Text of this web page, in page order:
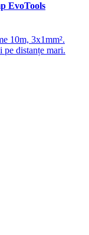
EvoTools
10m, 3x1mm².
pe distanțe mari.